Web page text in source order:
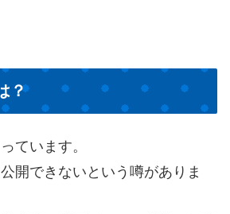
？
ています。
開できないという噂がありま